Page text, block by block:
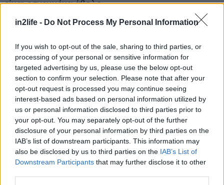
in2life - Do Not Process My Personal Information
If you wish to opt-out of the sale, sharing to third parties, or
processing of your personal or sensitive information for
targeted advertising by us, please use the below opt-out
section to confirm your selection. Please note that after your
opt-out request is processed you may continue seeing
interest-based ads based on personal information utilized by
us or personal information disclosed to third parties prior to
your opt-out. You may separately opt-out of the further
disclosure of your personal information by third parties on the
IAB’s list of downstream participants. This information may
also be disclosed by us to third parties on the IAB’s List of
Downstream Participants that may further disclose it to other
είναι εσκεμμένα άβολο.
φαίνονται στους άλλους, αλλά επειδή αρνούνται
συνειδητά να υποταχθούν στη δικτατορία του να
δείχνουν διαρκώς αψεγάδιαστοι, επιτηδευμένοι
και «σοβαροί».
Γίνε κι εσύ λίγο κριντζ
Αν το καλοσκεφτείς, αυτή η πολιτισμική μεταβολή
είναι βαθιά θεραπευτική για τη δική σου
ψυχολογία. Σου αφαιρεί το ασήκωτο βάρος της